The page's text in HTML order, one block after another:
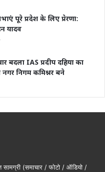
पूरे प्रदेश के लिए प्रेरणा:
यादव
बदला IAS प्रदीप दहिया का
नगर निगम कमिश्नर बने
सामग्री (समाचार / फोटो / ऑडियो /